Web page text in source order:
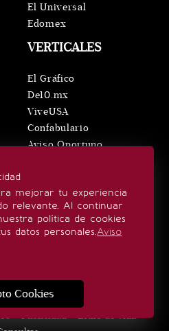
mejorar tu experiencia
relevante. Al continuar
política de cookies
datos personales.Aviso
Cookies
VERTICALES
El Gráfico
De10.mx
ViveUSA
Confabulario
Aviso Oportuno
El Universal
Edomex
SÍGUENOS
Quiénes somos
Publicidad
Estilo de vida